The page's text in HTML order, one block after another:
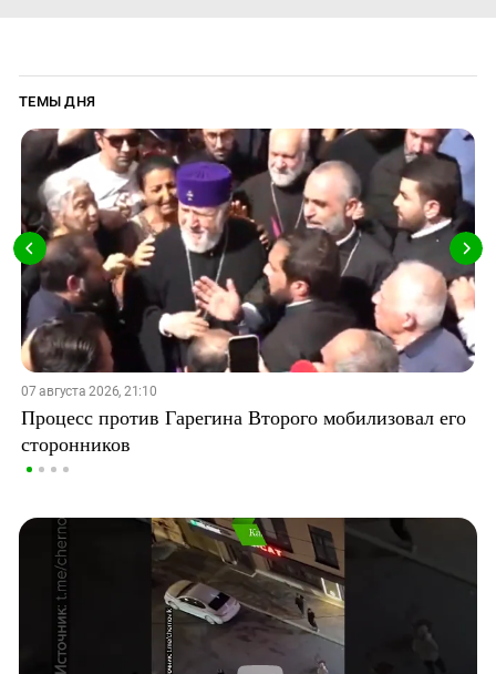
ТЕМЫ ДНЯ
07 августа 2026, 21:10
Процесс против Гарегина Второго мобилизовал его
сторонников